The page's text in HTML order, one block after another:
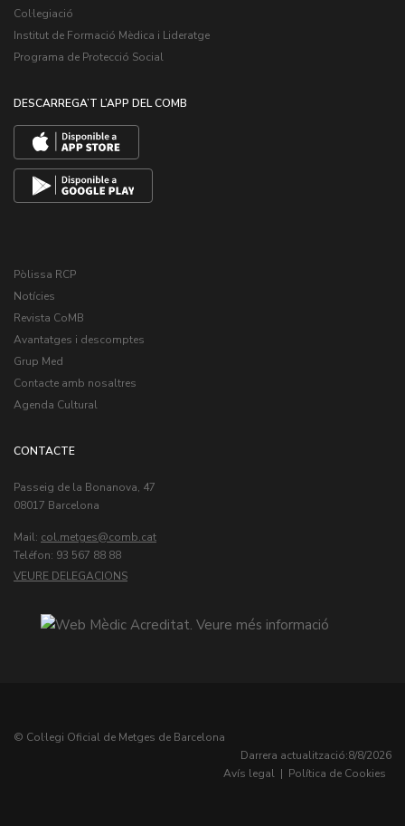
Col·legiació
Institut de Formació Mèdica i Lideratge
Programa de Protecció Social
DESCARREGA’T L’APP DEL COMB
Pòlissa RCP
Notícies
Revista CoMB
Avantatges i descomptes
Grup Med
Contacte amb nosaltres
Agenda Cultural
CONTACTE
Passeig de la Bonanova, 47
08017 Barcelona
Mail: col.metges
Teléfon: 93 567 88 88
VEURE DELEGACIONS
© Col·legi Oficial de Metges de Barcelona
Darrera actualització:8/8/2026
Avís legal | Política de Cookies